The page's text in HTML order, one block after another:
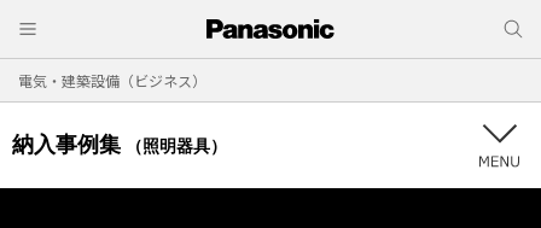
電気・建築設備（ビジネス）
納入事例集 （照明器具）